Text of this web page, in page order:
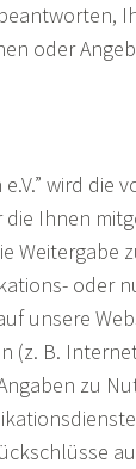
oder
wird
Ihnen
Weitergabe
oder
unsere
(z. B.
zu